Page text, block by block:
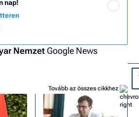
nap!
Nemzet Google News
Tovább az összes cikkhez